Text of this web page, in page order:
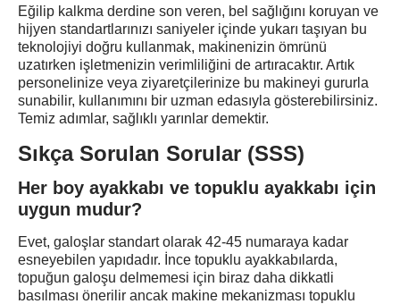
Eğilip kalkma derdine son veren, bel sağlığını koruyan ve
hijyen standartlarınızı saniyeler içinde yukarı taşıyan bu
teknolojiyi doğru kullanmak, makinenizin ömrünü
uzatırken işletmenizin verimliliğini de artıracaktır. Artık
personelinize veya ziyaretçilerinize bu makineyi gururla
sunabilir, kullanımını bir uzman edasıyla gösterebilirsiniz.
Temiz adımlar, sağlıklı yarınlar demektir.
Sıkça Sorulan Sorular (SSS)
Her boy ayakkabı ve topuklu ayakkabı için
uygun mudur?
Evet, galoşlar standart olarak 42-45 numaraya kadar
esneyebilen yapıdadır. İnce topuklu ayakkabılarda,
topuğun galoşu delmemesi için biraz daha dikkatli
basılması önerilir ancak makine mekanizması topuklu